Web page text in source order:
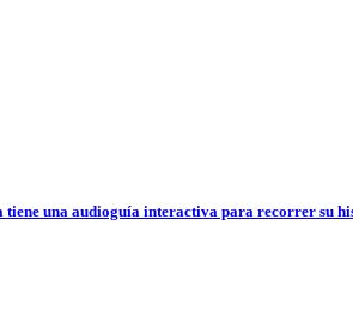
tiene una audioguía interactiva para recorrer su